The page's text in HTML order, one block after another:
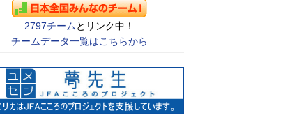
2797チーム とリンク中！
チームデータ一覧はこちらから